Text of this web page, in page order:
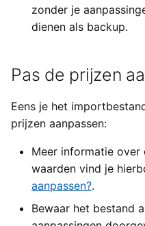
zonder je
dienen als backup.
Pas de prijzen
Eens je het
prijzen aanpassen:
Meer informatie over
waarden vind je
aanpassen?.
Bewaar het bestand